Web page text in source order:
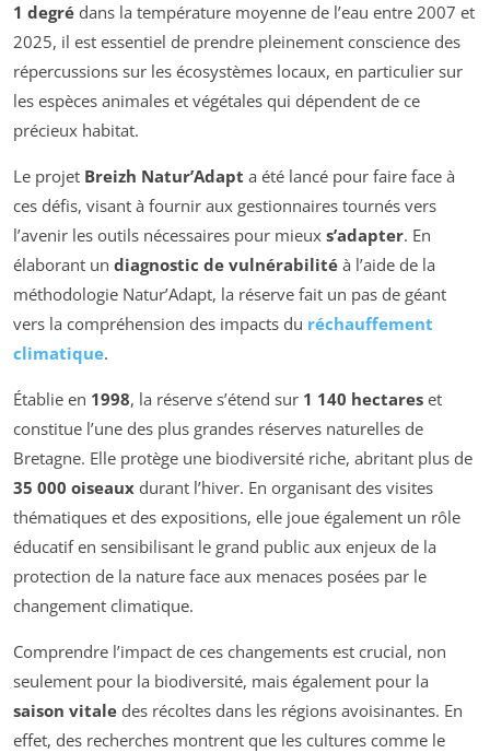
1 degré dans la température moyenne de l’eau entre 2007 et
2025, il est essentiel de prendre pleinement conscience des
répercussions sur les écosystèmes locaux, en particulier sur
les espèces animales et végétales qui dépendent de ce
précieux habitat.
Le projet Breizh Natur’Adapt a été lancé pour faire face à
ces défis, visant à fournir aux gestionnaires tournés vers
l’avenir les outils nécessaires pour mieux s’adapter. En
élaborant un diagnostic de vulnérabilité à l’aide de la
méthodologie Natur’Adapt, la réserve fait un pas de géant
vers la compréhension des impacts du réchauffement
climatique.
Établie en 1998, la réserve s’étend sur 1 140 hectares et
constitue l’une des plus grandes réserves naturelles de
Bretagne. Elle protège une biodiversité riche, abritant plus de
35 000 oiseaux durant l’hiver. En organisant des visites
thématiques et des expositions, elle joue également un rôle
éducatif en sensibilisant le grand public aux enjeux de la
protection de la nature face aux menaces posées par le
changement climatique.
Comprendre l’impact de ces changements est crucial, non
seulement pour la biodiversité, mais également pour la
saison vitale des récoltes dans les régions avoisinantes. En
effet, des recherches montrent que les cultures comme le